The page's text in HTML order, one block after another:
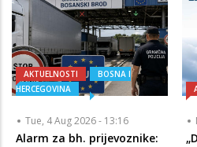
AKTUELNOSTI
BOSNA I
HERCEGOVINA
Tue, 4 Aug 2026 - 13:16
Alarm za bh. prijevoznike: